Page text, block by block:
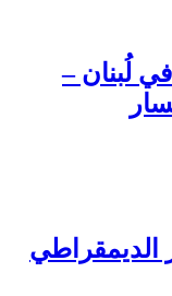
في لُبنان –
الديمقراطي